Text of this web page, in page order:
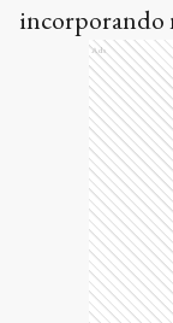
incorporando
Ads